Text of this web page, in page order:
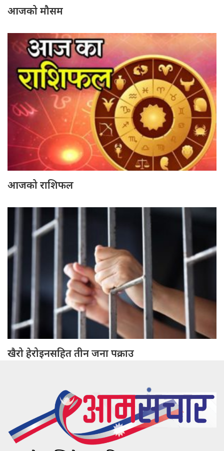
आजको मौसम
आजको राशिफल
खैरो हेरोइनसहित तीन जना पक्राउ